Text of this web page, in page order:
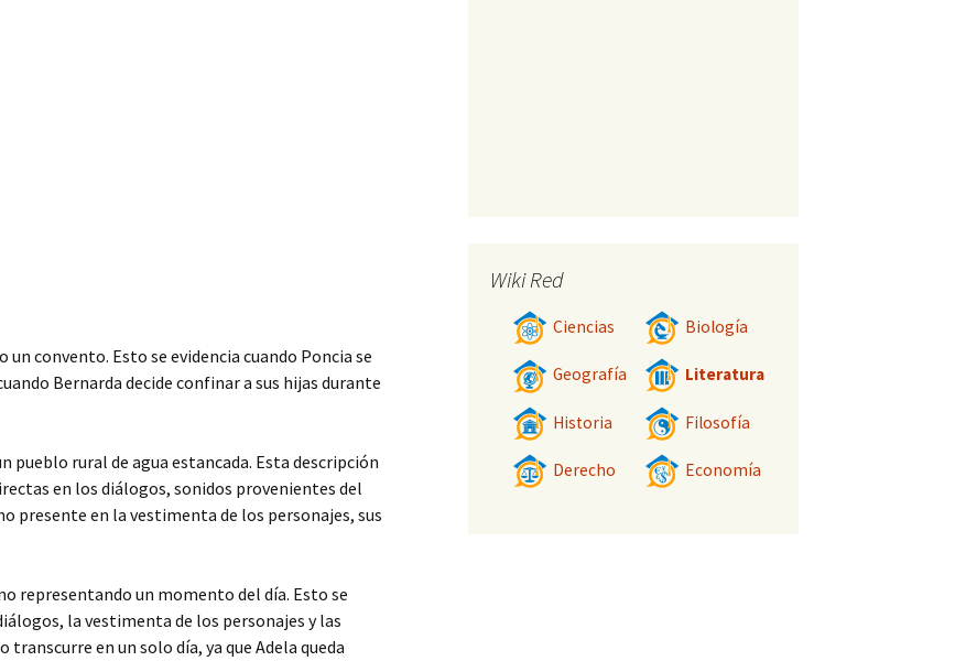
un convento. Esto se evidencia cuando Poncia se
Bernarda decide confinar a sus hijas durante
pueblo rural de agua estancada. Esta descripción
en los diálogos, sonidos provenientes del
presente en la vestimenta de los personajes, sus
representando un momento del día. Esto se
la vestimenta de los personajes y las
en un solo día, ya que Adela queda
Wiki Red
Ciencias Biología
Geografía Literatura
Historia Filosofía
Derecho Economía